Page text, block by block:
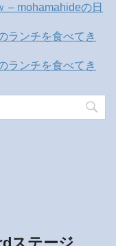
– mohamahideの日
ランチを食べてき
ランチを食べてき